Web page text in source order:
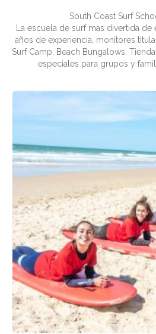
South Coast Surf
La escuela de surf mas divertida de
años de experiencia, monitores
Surf Camp, Beach Bungalows,
especiales para grupos y